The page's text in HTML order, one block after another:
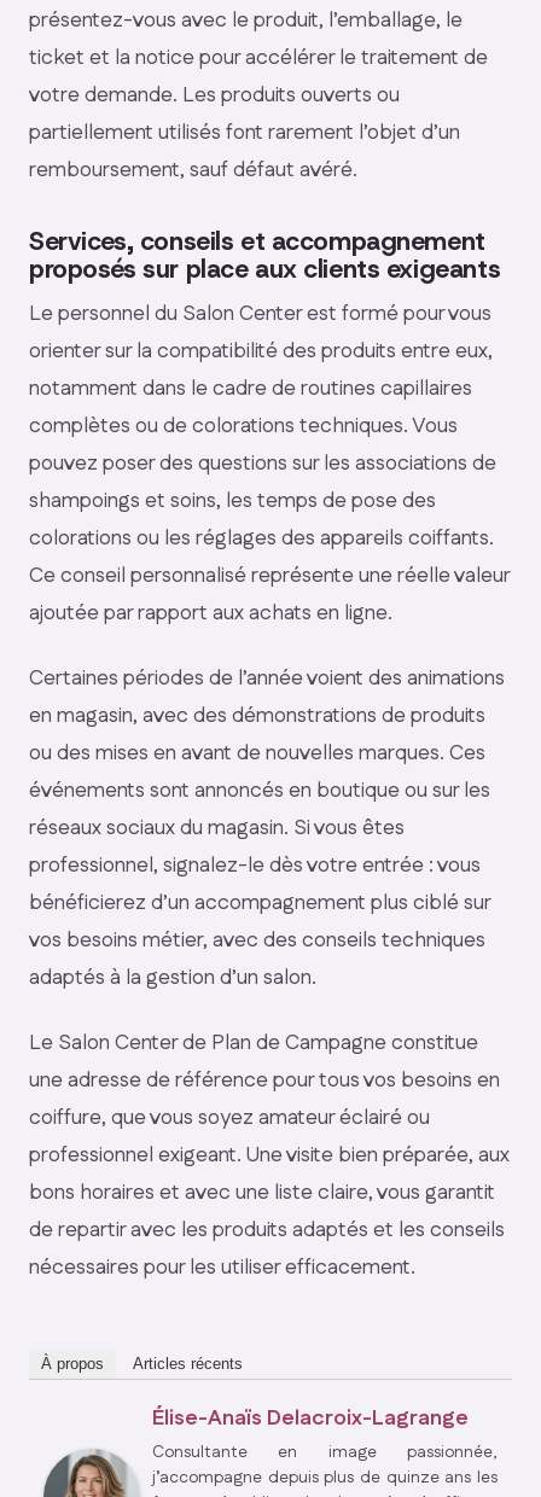
présentez-vous avec le produit, l’emballage, le
ticket et la notice pour accélérer le traitement de
votre demande. Les produits ouverts ou
partiellement utilisés font rarement l’objet d’un
remboursement, sauf défaut avéré.
Services, conseils et accompagnement
proposés sur place aux clients exigeants
Le personnel du Salon Center est formé pour vous
orienter sur la compatibilité des produits entre eux,
notamment dans le cadre de routines capillaires
complètes ou de colorations techniques. Vous
pouvez poser des questions sur les associations de
shampoings et soins, les temps de pose des
colorations ou les réglages des appareils coiffants.
Ce conseil personnalisé représente une réelle valeur
ajoutée par rapport aux achats en ligne.
Certaines périodes de l’année voient des animations
en magasin, avec des démonstrations de produits
ou des mises en avant de nouvelles marques. Ces
événements sont annoncés en boutique ou sur les
réseaux sociaux du magasin. Si vous êtes
professionnel, signalez-le dès votre entrée : vous
bénéficierez d’un accompagnement plus ciblé sur
vos besoins métier, avec des conseils techniques
adaptés à la gestion d’un salon.
Le Salon Center de Plan de Campagne constitue
une adresse de référence pour tous vos besoins en
coiffure, que vous soyez amateur éclairé ou
professionnel exigeant. Une visite bien préparée, aux
bons horaires et avec une liste claire, vous garantit
de repartir avec les produits adaptés et les conseils
nécessaires pour les utiliser efficacement.
À propos Articles récents
Élise-Anaïs Delacroix-Lagrange
Consultante en image passionnée,
j’accompagne depuis plus de quinze ans les